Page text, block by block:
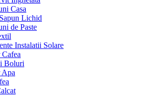
Casa
Lichid
de Paste
Instalatii Solare
Cafea
Boluri
Apa